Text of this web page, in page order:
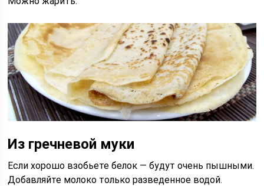
Из гречневой муки
Если хорошо взобьете белок — будут очень пышными.
Добавляйте молоко только разведенное водой.